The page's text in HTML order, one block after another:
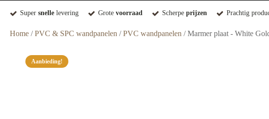
Super snelle levering Grote voorraad Scherpe prijzen Prachtig
Home /PVC & SPC wandpanelen /PVC wandpanelen / Marmer plaat - White
Aanbieding!